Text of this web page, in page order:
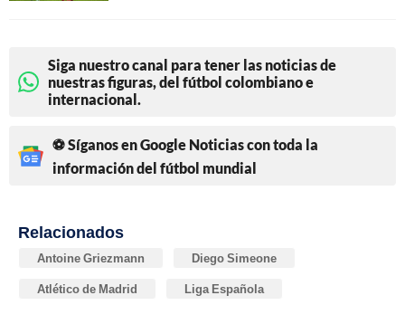
Siga nuestro canal para tener las noticias de
nuestras figuras, del fútbol colombiano e
internacional.
⚽ Síganos en Google Noticias con toda la
información del fútbol mundial
Relacionados
Antoine Griezmann Diego Simeone
Atlético de Madrid Liga Española